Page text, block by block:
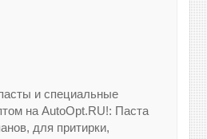
и специальные
на AutoOpt.RU!: Паста
для притирки,